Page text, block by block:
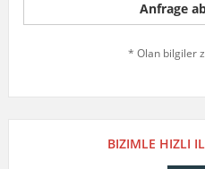
* Olan bilgiler
BIZIMLE HIZLI